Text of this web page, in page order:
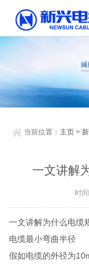
当前位置： 主页 >
一文讲解
时
一文讲解为什么电缆
电缆最小弯曲半径
假如电缆的外径为